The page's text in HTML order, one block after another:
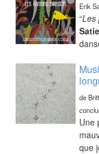
Erik
“Les
Satie
de
Une
que